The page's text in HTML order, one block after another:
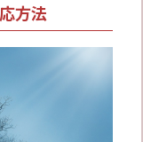
方法